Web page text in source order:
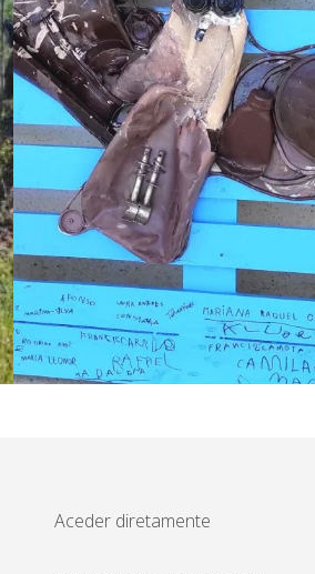
Aceder diretamente